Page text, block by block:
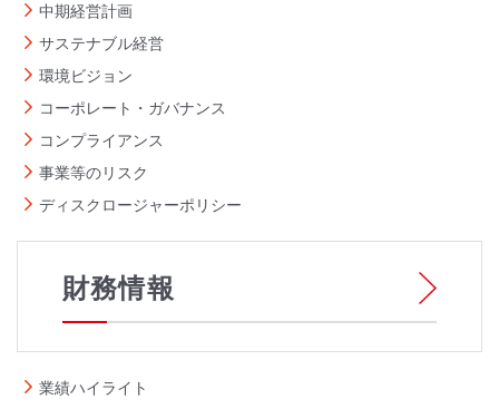
中期経営計画
サステナブル経営
環境ビジョン
コーポレート・ガバナンス
コンプライアンス
事業等のリスク
ディスクロージャーポリシー
財務情報
業績ハイライト